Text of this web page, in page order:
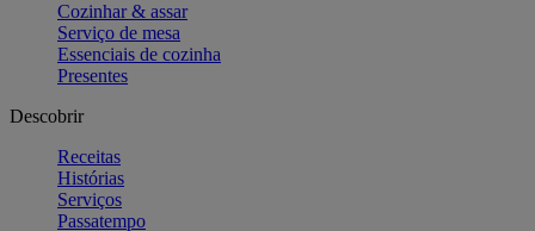
Cozinhar & assar
Serviço de mesa
Essenciais de cozinha
Presentes
Descobrir
Receitas
Histórias
Serviços
Passatempo